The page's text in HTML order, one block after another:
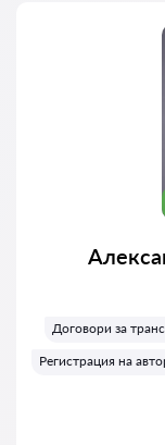
Договори за
Регистрация на